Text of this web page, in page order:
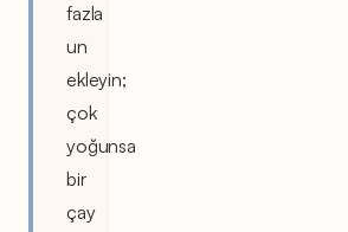
fazla
un
ekleyin;
çok
yoğunsa
bir
çay